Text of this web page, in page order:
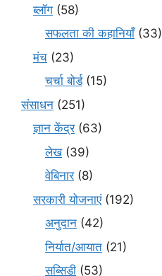
ब्लॉग (58)
सफलता की कहानियाँ(33)
मंच (23)
चर्चा बोर्ड(15)
संसाधन (251)
ज्ञान केंद्र(63)
लेख(39)
वेबिनार(8)
सरकारी योजनाएं(192)
अनुदान (42)
निर्यात/आयात (21)
सब्सिडी (53)